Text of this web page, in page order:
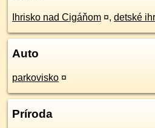
Ihrisko nad Cigáňom ¤, detské
Auto
parkovisko ¤
Príroda